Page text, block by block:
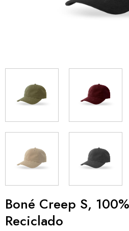
Boné Creep S,
Reciclado